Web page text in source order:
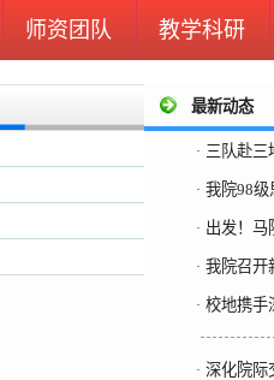
师资团队 教学科研
最新动态
· 三队赴三
· 我院98级
· 出发！马
· 我院召开
· 校地携手
· 深化院际